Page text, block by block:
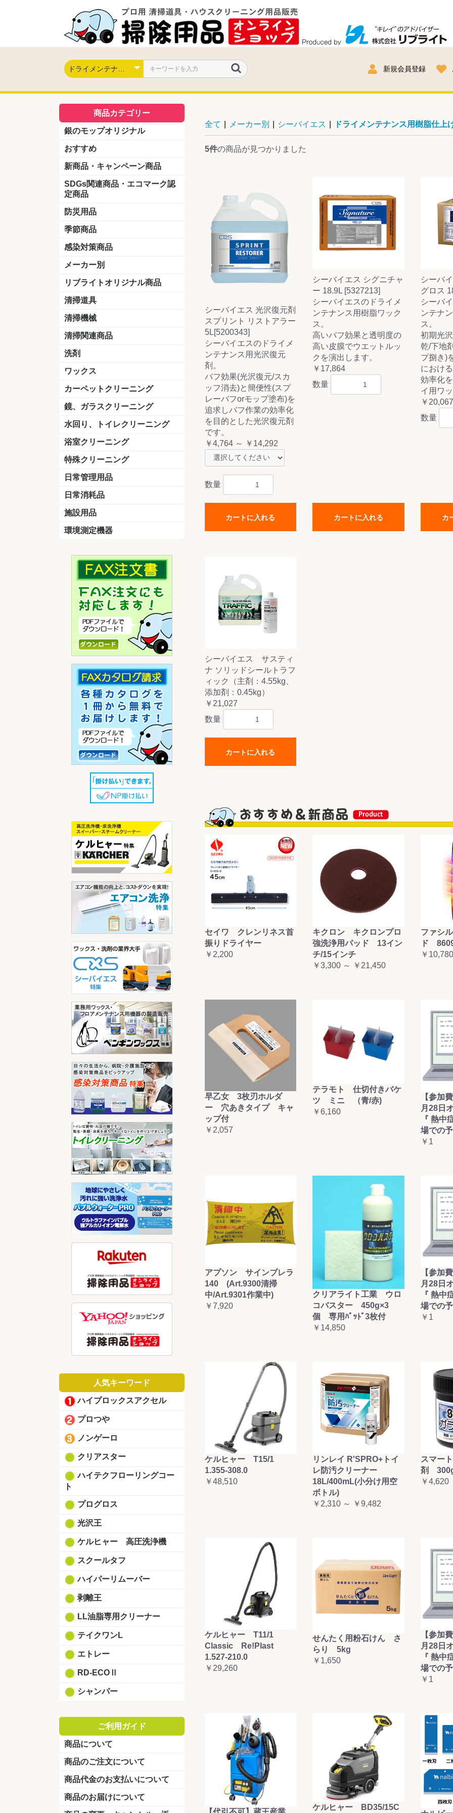
新規会員登録
商品カテゴリー
銀のモップオリジナル
おすすめ
新商品・キャンペーン商品
キャンペーン商品
新製品
SDGs関連商品・エコマーク認
定商品
防災用品
季節商品
感染対策商品
おう吐物
除菌洗剤
うがい薬
マスク
手洗い石鹸
手指消毒
手袋
メーカー別
クオリティ
ニイタカ
シーバイエス 樹脂ワックス(一般製品)
下地剤
ドライメンテナンス用樹
水性・半樹脂製品
油性ワックス
特殊用途製品
ニュートラ フロアケアシ
天然石材用・テラゾー・
木床用ワックス
床用クリーナー
剥離剤
植物油用クリーナー
鉱物油用クリーナー
その他
リンレイ
ペンギンワックス 樹脂ワックス
水性・半樹脂製品
下地剤
特殊用途製品
ドライメンテナンス用樹
クリーナー製品
ハクリ剤
石材床用商品
木床用商品
日常管理商品
横浜油脂工業
ミッケル化学（旧：スイショウ
ユシロ化学
コニシ
つやげん
ダイカ商事
スリーエムジャパン
山崎産業
テラモト
セイワ
エトレー
ラバーメイド
ジャパックス
日本サニパック
ケルヒャー
マキタ
ショーワグローブ
花王
サラヤ
アルボース
コスケム
ミヤキ
紺商
信徳ポミー
リブライトオリジナル商品
LLオレンジクリーナー
LL油脂専用クリーナー
LLワックスモップ
LL-21
マーベラスiL
清掃道具
ほうき
ちりとり
モップ及び関連品 ワンタッチ式モップ
水切りドライヤー
その他アタッチメント
(ワンタッチ式用)
関連商品
モップ ワックス塗布
ハードフロア用ダストモップ
テラモト
その他
清掃機械
掃除機
ドライバキューム
アップライトバキューム
コードレスタイプ
高圧洗浄機
吸水機
カーペット用マシン
送風機
ポリッシャー 階段用
スタンダード
高速回転
ハンディポリッシャー
関連商品
ポリッシャー・自動床洗浄機用
掃除機用紙パック
その他
清掃関連商品
ダストカート
台車
移動式バレット
脚立
モップハンガー
サインボード
光沢計
カーペット汚染度計
洗剤
床用表面洗浄剤
ハクリ剤
厨房用
工場用
石材用
サビ用
木材用
タイル用
外壁用
壁面用
手あか用
病院用
除菌用
ワックス
樹脂ワックス
シーバイエス
ペンギンワックス
半樹脂ワックス
フローリング用
病院用ワックス
中性ワックス
石材用
木床用
その他
カーペットクリーニング
洗剤
ガム除去剤
シミ抜き剤
ブラシ
パット
その他
鏡、ガラスクリーニング
ガラスワイパー
シャンパー(ウオッシャー)
ガラススクイジー
ケレン
ツールホルダー
洗剤 うろこ取り
天井・高所作業
水回り、トイレクリーニング
洗剤
尿石除去剤
水アカ除去剤
排水管つまり除去剤
消臭・防臭剤
道具 ラバーカップ
浴室クリーニング
洗剤
バスクリーナー
道具
特殊クリーニング
石材
エアコン
リンス&中和剤&前処理
外壁
その他
日常管理用品
クリーナー
洗濯用洗剤
油汚れ落とし
サビ取り剤
タバコ専用消臭
日常消耗品
トイレットペーパー
ペーパータオル
便座除菌クリーナー
ポリ袋
施設用品
マット・他
ベンチ
灰皿
傘立
くず入れ
環境測定機器
人気キーワード
ハイプロックスアクセル
プロつや
ノンゲーロ
クリアスター
ハイテクフローリングコー
ト
プログロス
光沢王
ケルヒャー 高圧洗浄機
スクールタフ
ハイパーリムーバー
剥離王
LL油脂専用クリーナー
テイクワンL
エトレー
RD-ECOⅡ
シャンパー
ご利用ガイド
商品について
商品のご注文について
商品代金のお支払いについて
商品のお届けについて
全て メーカー別 シーバイエス ドライメンテナンス用樹脂仕上
5件の商品が見つかりました
シーバイエス 光沢復元剤
スプリント リストアラー
5L[5200343]
シーバイエスのドライメ
ンテナンス用光沢復元
剤。
バフ効果(光沢復元/スカ
ッフ消去)と簡便性(スプ
レーバフorモップ塗布)を
追求しバフ作業の効率化
を目的とした光沢復元剤
です。
￥4,764 ～ ￥14,292
数量
カートに入れる
シーバイエス シグニチャ
ー 18.9L [5327213]
シーバイエスのドライメ
ンテナンス用樹脂ワック
ス。
高いバフ効果と透明度の
高い皮膜でウエットルッ
クを演出します。
￥17,864
数量
カートに入れる
シーバ
グロス
シーバ
ンテナ
ス。
初期光
乾/下地
プ捌き)
におけ
効率化
イ用ワッ
￥20,067
数量
カ
シーバイエス サスティ
ナ ソリッドシールトラフ
ィック（主剤：4.55kg、
添加剤：0.45kg）
￥21,027
数量
カートに入れる
セイワ クレンリネス首
振りドライヤー
￥2,200
キクロン キクロンプロ
強洗浄用パッド 13イン
チ/15インチ
￥3,300 ～ ￥21,450
ファシ
ド
￥10,780
早乙女 3枚刃ホルダ
ー 穴あきタイプ キャ
ップ付
￥2,057
テラモト 仕切付きバケ
ツ ミニ （青/赤)
￥6,160
【参加
月28日
『 熱中
場での
￥1
アプソン サインブレラ
140 (Art.9300清掃
中/Art.9301作業中)
￥7,920
クリアライト工業 ウロ
コバスター 450g×3
個 専用ﾊﾟｯﾄﾞ3枚付
￥14,850
【参加
月28日
『 熱中
場での
￥1
ケルヒャー T15/1
1.355-308.0
￥48,510
リンレイ R'SPRO+トイ
レ防汚クリーナー
18L/400mL(小分け用空
ボトル)
￥2,310 ～ ￥9,482
スマー
剤
￥4,620
ケルヒャー T11/1
Classic Re!Plast
1.527-210.0
￥29,260
せんたく用粉石けん さ
らり 5kg
￥1,650
【参加
月28日
『 熱中
場での
￥1
ケルヒャー BD35/15C